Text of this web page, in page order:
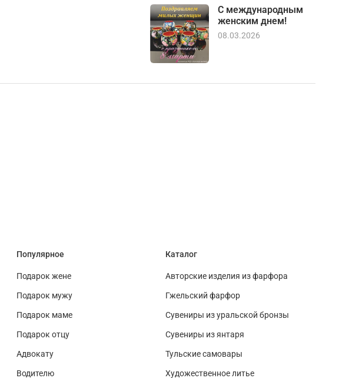
С международным
женским днем!
08.03.2026
Популярное
Подарок жене
Подарок мужу
Подарок маме
Подарок отцу
Адвокату
Водителю
Каталог
Авторские изделия из фарфора
Гжельский фарфор
Сувениры из уральской бронзы
Сувениры из янтаря
Тульские самовары
Художественное литье